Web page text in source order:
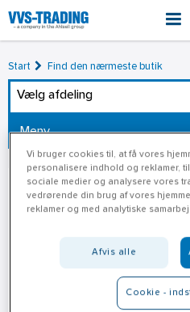
Start Find den nærmeste butik
Vælg afdeling
Meny
Vi bruger cookies til, at få vores
personalisere indhold og reklamer,
sociale medier og analysere vores
vedrørende din brug af vores
reklamer og med analytiske
Afvis alle
Cookie -